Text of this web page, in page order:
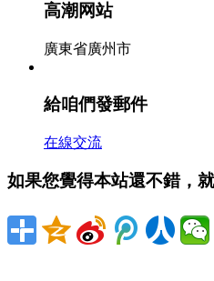
高潮网站資訊
2026-07-16
囪，上面畫著藍天、白雲
功 - 高潮网站資訊
高潮网站
廣東省廣州市
給咱們發郵件
在線交流
如果您覺得本站還不錯，